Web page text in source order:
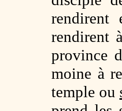
rendirent
province
moine à
temple ou